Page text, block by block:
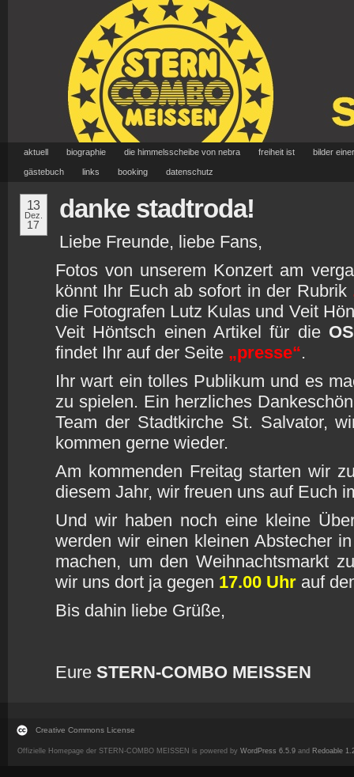
aktuell biographie die himmelsscheibe von nebra freiheit ist bilder
gästebuch links booking datenschutz
13
Dez.
17
danke stadtroda!
Liebe Freunde, liebe Fans,
Fotos von unserem Konzert am
könnt Ihr Euch ab sofort in der Rubrik
die Fotografen Lutz Kulas und Veit
Veit Höntsch einen Artikel für die
findet Ihr auf der Seite „presse“.
Ihr wart ein tolles Publikum und es
zu spielen. Ein herzliches
Team der Stadtkirche St. Salvator,
kommen gerne wieder.
Am kommenden Freitag starten wir
diesem Jahr, wir freuen uns auf Euch
Und wir haben noch eine kleine
werden wir einen kleinen Abstecher
machen, um den Weihnachtsmarkt
wir uns dort ja gegen 17.00 Uhr auf
Bis dahin liebe Grüße,
Eure STERN-COMBO MEISSEN
Creative Commons License
Offizielle Homepage der STERN-COMBO MEISSEN is powered by WordPress 6.5.9 and Redoable